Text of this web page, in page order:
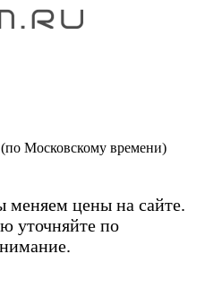
(по Московскому времени)
цены на сайте.
уточняйте по